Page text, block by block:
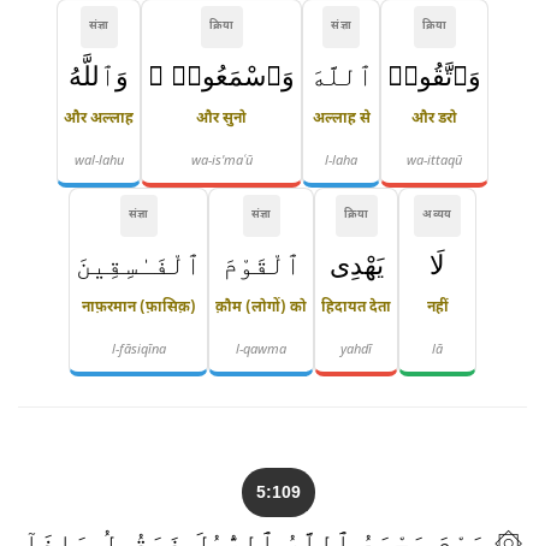
क्रिया
وَٱتَّقُوا۟
और डरो
wa-ittaqū
संज्ञा
ٱللَّهَ
अल्लाह से
l-laha
क्रिया
وَٱسْمَعُوا۟ ۗ
और सुनो
wa-is'maʿū
संज्ञा
وَٱللَّهُ
और अल्लाह
wal-lahu
अव्यय
لَا
नहीं
lā
क्रिया
يَهْدِى
हिदायत देता
yahdī
संज्ञा
ٱلْقَوْمَ
क़ौम (लोगों) को
l-qawma
संज्ञा
ٱلْفَـٰسِقِينَ
नाफ़रमान (फ़ासिक़)
l-fāsiqīna
5:109